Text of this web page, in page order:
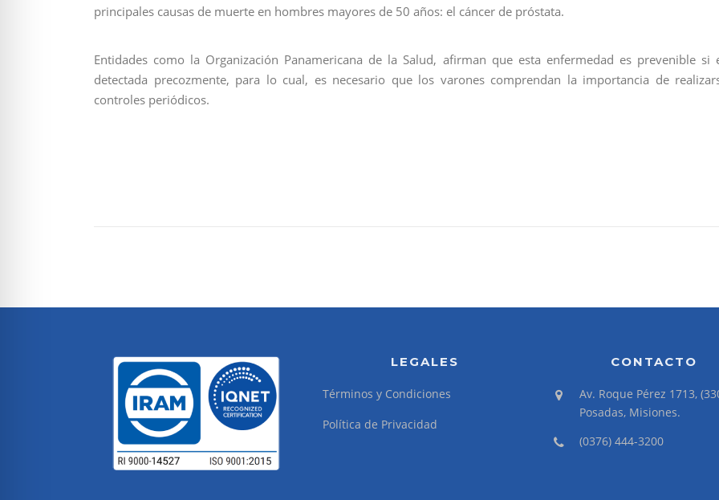
principales causas de muerte en hombres mayores de 50 años: el cáncer de próstata.
Entidades como la Organización Panamericana de la Salud, afirman que esta enfermedad es prevenible si
detectada precozmente, para lo cual, es necesario que los varones comprendan la importancia de
controles periódicos.
LEGALES
Términos y Condiciones
Política de Privacidad
CONTACTO
Av. Roque Pérez 1713,
Posadas, Misiones.
(0376) 444-3200